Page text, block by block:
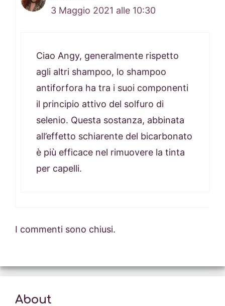
3 Maggio 2021 alle 10:30
Ciao Angy, generalmente rispetto
agli altri shampoo, lo shampoo
antiforfora ha tra i suoi componenti
il principio attivo del solfuro di
selenio. Questa sostanza, abbinata
all’effetto schiarente del bicarbonato
è più efficace nel rimuovere la tinta
per capelli.
I commenti sono chiusi.
About